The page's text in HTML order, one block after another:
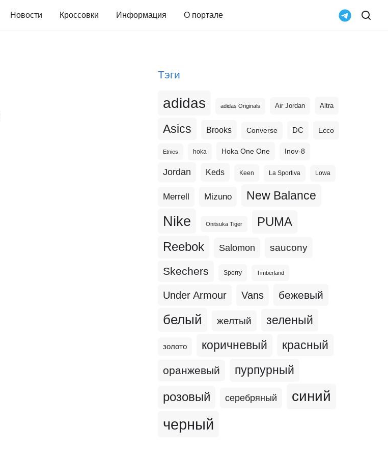
Новости Кроссовки Информация О портале
Тэги
adidas adidas Originals Air Jordan Altra
Asics Brooks Converse DC Ecco
Etnies hoka Hoka One One Inov-8
Jordan Keds Keen La Sportiva Lowa
Merrell Mizuno New Balance
Nike Onitsuka Tiger PUMA
Reebok Salomon saucony
Skechers Sperry Timberland
Under Armour Vans бежевый
белый желтый зеленый
золото коричневый красный
оранжевый пурпурный
розовый серебряный синий
черный